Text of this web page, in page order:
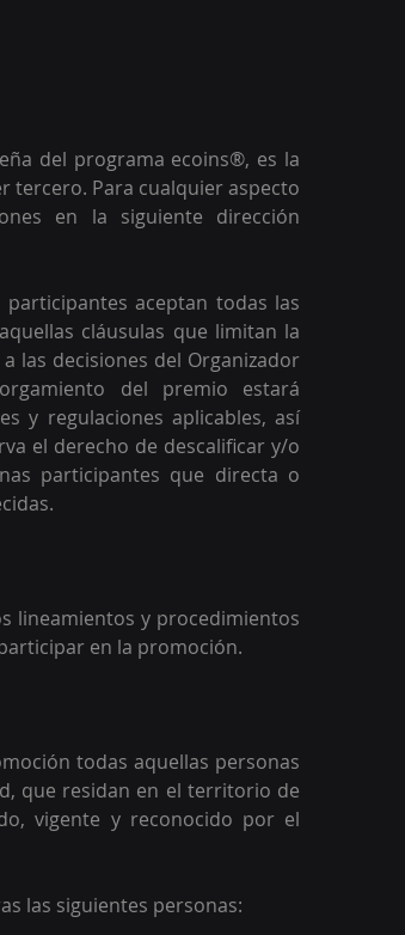
del programa ecoins®, es la
tercero. Para cualquier aspecto
en la siguiente dirección
aceptan todas las
cláusulas que limitan la
las decisiones del Organizador
del premio estará
y regulaciones aplicables, así
el derecho de descalificar y/o
participantes que directa o
lineamientos y procedimientos
en la promoción.
todas aquellas personas
que residan en el territorio de
vigente y reconocido por el
las siguientes personas: